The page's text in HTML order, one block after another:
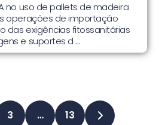
no uso de pallets de madeira
operações de importação
das exigências fitossanitárias
e suportes d ...
3 … 13